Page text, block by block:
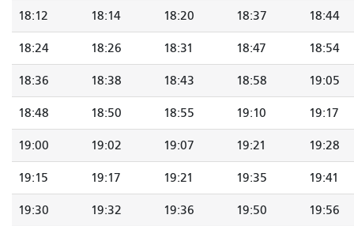
18:12 18:14 18:20 18:37 18:44
18:24 18:26 18:31 18:47 18:54
18:36 18:38 18:43 18:58 19:05
18:48 18:50 18:55 19:10 19:17
19:00 19:02 19:07 19:21 19:28
19:15 19:17 19:21 19:35 19:41
19:30 19:32 19:36 19:50 19:56